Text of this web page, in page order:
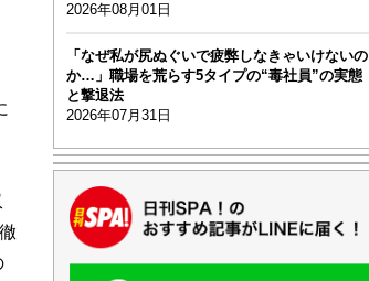
2026年08月01日
「なぜ私が尻ぬぐいで疲弊しなきゃいけないの
か…」職場を荒らす5タイプの“毒社員”の実態
と撃退法
2026年07月31日